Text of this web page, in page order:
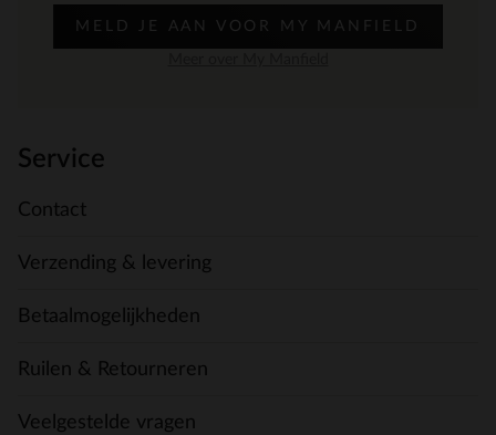
MELD JE AAN VOOR MY MANFIELD
Service
Contact
Verzending & levering
Betaalmogelijkheden
Ruilen & Retourneren
Veelgestelde vragen